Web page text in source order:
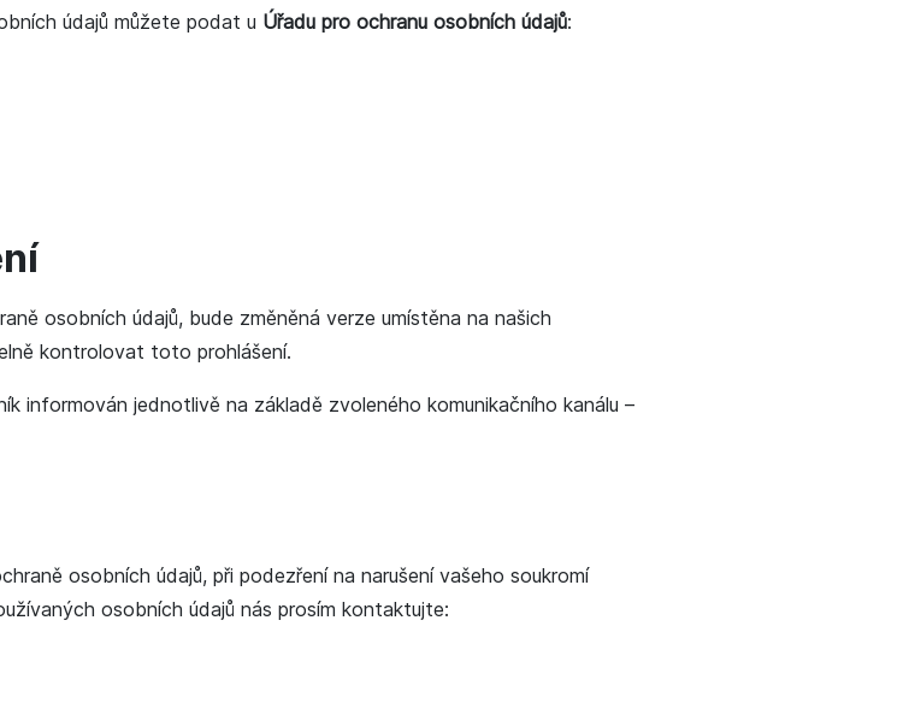
údajů můžete podat u Úřadu pro ochranu osobních údajů:
osobních údajů, bude změněná verze umístěna na našich
kontrolovat toto prohlášení.
informován jednotlivě na základě zvoleného komunikačního kanálu –
osobních údajů, při podezření na narušení vašeho soukromí
osobních údajů nás prosím kontaktujte: